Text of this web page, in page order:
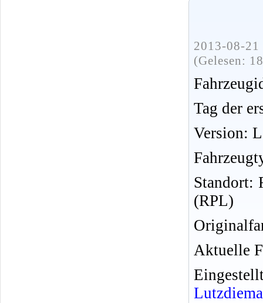
2013-08-
(Gelesen:
Tag der
Version:
Standort:
(RPL)
Aktuelle